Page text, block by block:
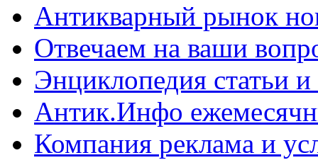
Антикварный рынок
Отвечаем на ваши
Энциклопедия статьи
Антик.Инфо
Компания реклама и